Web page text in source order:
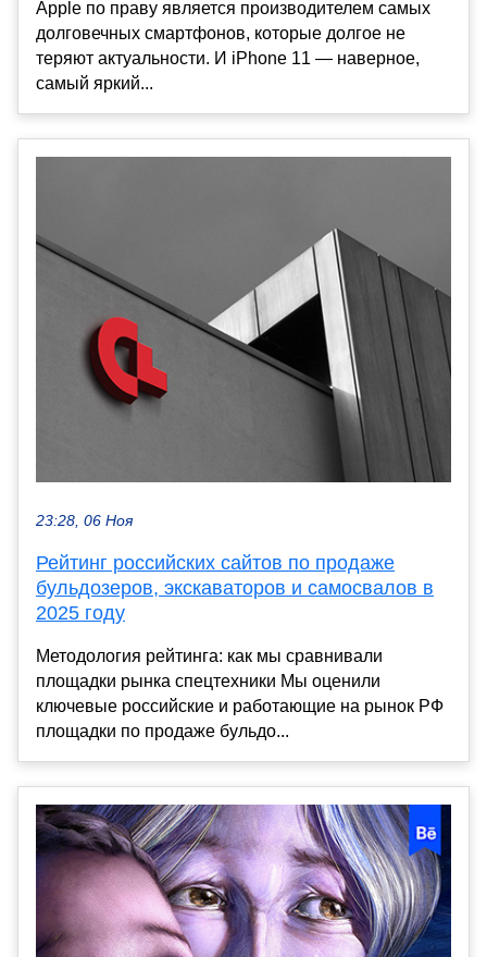
Apple по праву является производителем самых
долговечных смартфонов, которые долгое не
теряют актуальности. И iPhone 11 — наверное,
самый яркий...
23:28, 06 Ноя
Рейтинг российских сайтов по продаже
бульдозеров, экскаваторов и самосвалов в
2025 году
Методология рейтинга: как мы сравнивали
площадки рынка спецтехники Мы оценили
ключевые российские и работающие на рынок РФ
площадки по продаже бульдо...